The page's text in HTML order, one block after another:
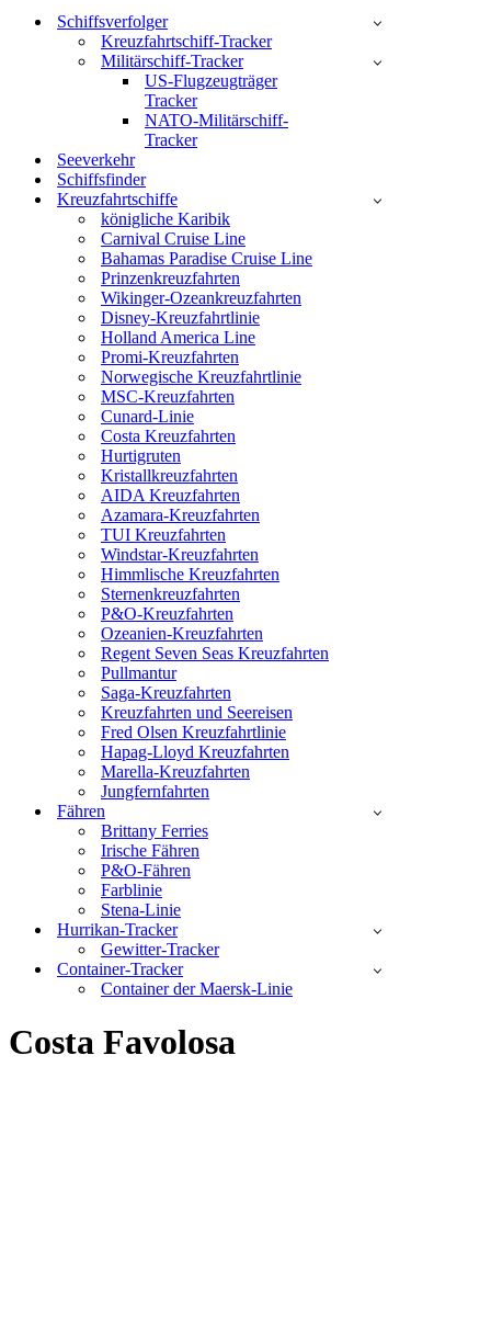
Schiffsverfolger
Kreuzfahrtschiff-Tracker
Militärschiff-Tracker
US-Flugzeugträger
Tracker
NATO-Militärschiff-
Tracker
Seeverkehr
Schiffsfinder
Kreuzfahrtschiffe
königliche Karibik
Carnival Cruise Line
Bahamas Paradise Cruise Line
Prinzenkreuzfahrten
Wikinger-Ozeankreuzfahrten
Disney-Kreuzfahrtlinie
Holland America Line
Promi-Kreuzfahrten
Norwegische Kreuzfahrtlinie
MSC-Kreuzfahrten
Cunard-Linie
Costa Kreuzfahrten
Hurtigruten
Kristallkreuzfahrten
AIDA Kreuzfahrten
Azamara-Kreuzfahrten
TUI Kreuzfahrten
Windstar-Kreuzfahrten
Himmlische Kreuzfahrten
Sternenkreuzfahrten
P&O-Kreuzfahrten
Ozeanien-Kreuzfahrten
Regent Seven Seas Kreuzfahrten
Pullmantur
Saga-Kreuzfahrten
Kreuzfahrten und Seereisen
Fred Olsen Kreuzfahrtlinie
Hapag-Lloyd Kreuzfahrten
Marella-Kreuzfahrten
Jungfernfahrten
Fähren
Brittany Ferries
Irische Fähren
P&O-Fähren
Farblinie
Stena-Linie
Hurrikan-Tracker
Gewitter-Tracker
Container-Tracker
Container der Maersk-Linie
Costa Favolosa